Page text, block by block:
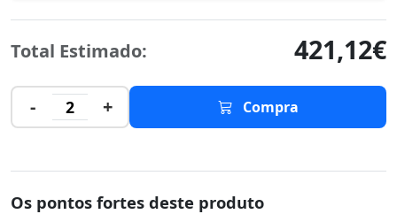
Total Estimado: 421,12€
- 2 + Compra
Os pontos fortes deste produto